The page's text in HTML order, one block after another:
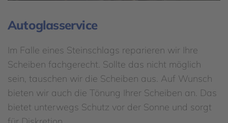
Autoglasservice
Im Falle eines Steinschlags reparieren wir Ihre
Scheiben fachgerecht. Sollte das nicht möglich
sein, tauschen wir die Scheiben aus. Auf Wunsch
bieten wir auch die Tönung Ihrer Scheiben an. Das
bietet unterwegs Schutz vor der Sonne und sorgt